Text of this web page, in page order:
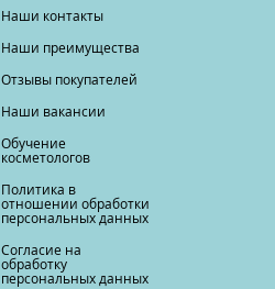
Наши контакты
Наши преимущества
Отзывы покупателей
Наши вакансии
Обучение
косметологов
Политика в
отношении обработки
персональных данных
Согласие на
обработку
персональных данных